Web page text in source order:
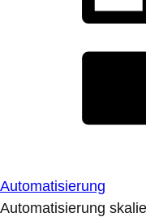
Automatisierung
Automatisierung